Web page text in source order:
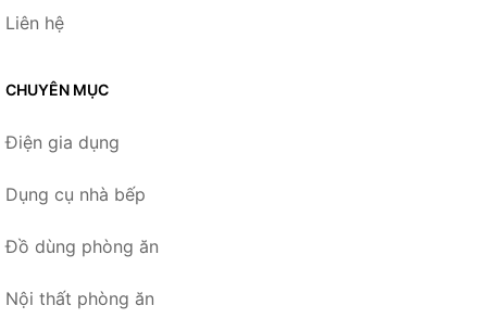
Liên hệ
CHUYÊN MỤC
Điện gia dụng
Dụng cụ nhà bếp
Đồ dùng phòng ăn
Nội thất phòng ăn